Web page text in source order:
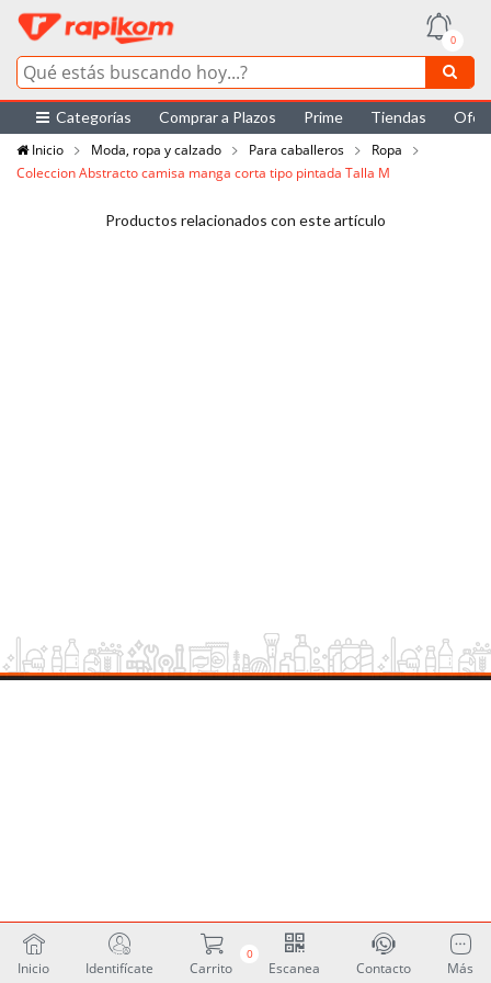
0
Categorías Comprar a Plazos Prime Tiendas
Inicio
Moda, ropa y calzado Para caballeros
Ropa
Coleccion Abstracto camisa manga corta tipo pintada Talla M
Productos relacionados con este artículo
Inicio Identifícate
0
Carrito Escanea Contacto Más